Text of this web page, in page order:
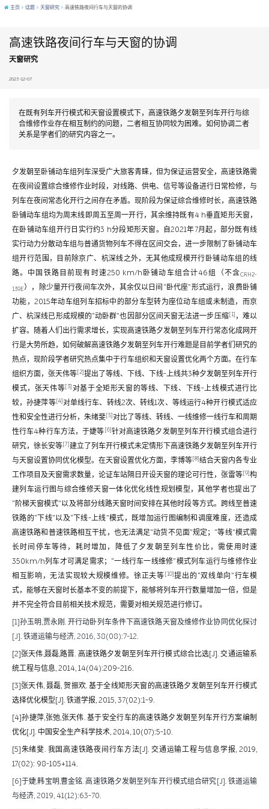
主页 话题 天窗研究 高速铁路夜间行车与天窗的协调
高速铁路夜间行车与天窗的协调
天窗研究
2023-12-07
在既有列车开行模式和天窗设置模式下，高速铁路夕发朝至列车开行与综
合维修作业存在相互制约的问题，二者相互协同较为困难。如何协调二者
关系是学者们的研究内容之一。
夕发朝至卧铺动车组列车深受广大旅客青睐，但为保证运营安全，高速铁路需
在夜间设置综合维修作业时段，对线路、供电、信号等设备进行日常检修，与
列车在夜间常态化开行之间存在矛盾。现阶段为保证综合维修时长，高速铁路
卧铺动车组均为周末线即周五至周一开行，其余维持既有4 h垂直矩形天窗，
在卧铺动车组开行日实行约3 h分段矩形天窗。自2021年7月起，部分既有线
实行动力分散动车组与普通货物列车不得在区间交会，进一步限制了卧铺动车
组开行范围，目前除京广、杭深线之外，无其他成规模开行卧铺动车组的线
路。中国铁路目前现有时速250 km/h卧铺动车组合计46组（不含CRH2-
139E），除少量开行夜间车次外，其余仅以日间“卧代座”形式运行，浪费卧铺
功能，2015年动车组列车招标中的部分车型转为座位动车组或未制造，而京
广、杭深线已形成规模的“动卧群”也因部分区间天窗无法进一步压缩[1] ，难以
扩容。随着人们出行需求增长，实现高速铁路夕发朝至列车开行常态化成网开
行是大势所趋，如何破解高速铁路夕发朝至列车开行难题是目前学者们研究的
热点，现阶段学者研究热点集中于行车组织和天窗设置优化两个方面。在行车
组织方面，张天伟等[2]提出了等线、下线、下线-上线共3种夕发朝至列车开行
模式，张天伟等[3] 对基于全矩形天窗的等线、下线、下线-上线模式进行比
较，孙捷萍等[4]对单线行车、转线2次、转线1次、等线运行4种开行模式适应
性和安全性进行分析，朱绪斐[5]对比了等线、转线、一线维修一线行车和周期
性行车4种行车方法，于婕等 [6]针对高速铁路夕发朝至列车开行模式组合进行
研究，徐长安等[7] 建立了列车开行模式未定情形下高速铁路夕发朝至列车开行
与天窗设置协同优化模型。在天窗设置优化方面，李博等[8]结合天窗内各专业
工作项目及天窗需求数量，论证车站隔日开设天窗的理论可行性，张雷等[9]构
建列车运行图与综合维修天窗一体化优化线性规划模型，其他学者也提出了
“阶梯天窗模式”以及将部分线路天窗时间安排在其他时段等方式。跨线至普速
铁路的“下线”以及“下线-上线”模式，既增加运行图编制和调度难度，还造成
高速铁路和普速铁路相互干扰，也无法满足“动货不见面”规定；“等线”模式需
长时间停车等待，耗时增加，降低了夕发朝至列车性价比，需使用时速
350km/h列车才可满足需求；“一线行车一线维修”模式列车运行与维修作业
相互影响，无法实现较大规模维修。徐正夫等 [10]提出的“双线单向”行车模
式，能够在天窗时长基本不变的前提下，能够将列车开行数量增加一倍，但是
并不完全符合目前相关技术规范，需要对相关规范进行修订。
[1]孙玉明,贾永刚. 开行动卧列车条件下高速铁路天窗及维修作业协同优化探讨
[J]. 铁道运输与经济, 2016, 38(08):7-12.
[2]张天伟,聂磊,路晋. 高速铁路夕发朝至列车开行模式综合比选[J]. 交通运输系
统工程与信息, 2014, 14(04):209-216.
[3]张天伟, 聂磊, 贺振欢. 基于全线矩形天窗的高速铁路夕发朝至列车开行模式
选择优化模型[J]. 铁道学报, 2015, 37(02):1-9.
[4]孙捷萍,张弛,张天伟. 基于安全行车的高速铁路夕发朝至列车开行方案编制
优化[J]. 中国安全生产科学技术, 2014, 10(07):5-10.
[5]朱绪斐. 我国高速铁路夜间行车方法[J]. 交通运输工程与信息学报, 2019,
17(02): 98-105+114.
[6]于婕,韩宝明,曹金铭. 高速铁路夕发朝至列车开行模式组合研究[J]. 铁道运输
与经济, 2019, 41(12):63-70.